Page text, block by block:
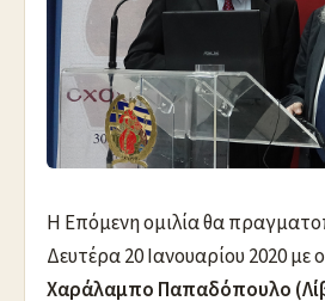
Η Επόμενη ομιλία θα
Δευτέρα 20 Ιανουαρίου 2020 με
Χαράλαμπο Παπαδόπουλο